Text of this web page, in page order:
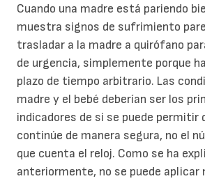
Cuando una madre está pariendo
muestra signos de sufrimiento
trasladar a la madre a quirófano
de urgencia, simplemente porque
plazo de tiempo arbitrario. Las
madre y el bebé deberían ser los
indicadores de si se puede permitir
continúe de manera segura, no el
que cuenta el reloj. Como se ha
anteriormente, no se puede aplicar